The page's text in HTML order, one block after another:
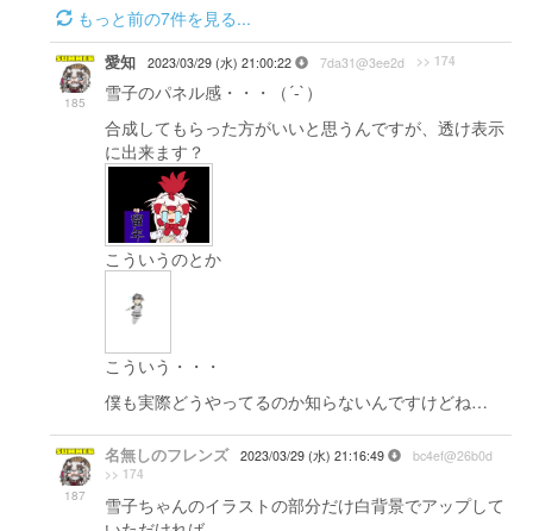
もっと前の7件を見る...
185
愛知 2023/03/29 (水) 21:00:22 7da31@3ee2d >> 174
雪子のパネル感・・・（´-`）
合成してもらった方がいいと思うんですが、透け表示
に出来ます？
こういうのとか
こういう・・・
僕も実際どうやってるのか知らないんですけどね…
187
名無しのフレンズ 2023/03/29 (水) 21:16:49 bc4ef@26b0d
>> 174
雪子ちゃんのイラストの部分だけ白背景でアップして